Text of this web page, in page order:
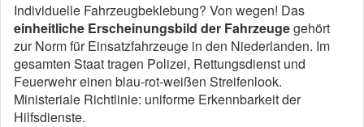
Individuelle Fahrzeugbeklebung? Von wegen! Das
einheitliche Erscheinungsbild der Fahrzeugegehört
zur Norm für Einsatzfahrzeuge in den Niederlanden. Im
gesamten Staat tragen Polizei, Rettungsdienst und
Feuerwehr einen blau-rot-weißen Streifenlook.
Ministeriale Richtlinie: uniforme Erkennbarkeit der
Hilfsdienste.